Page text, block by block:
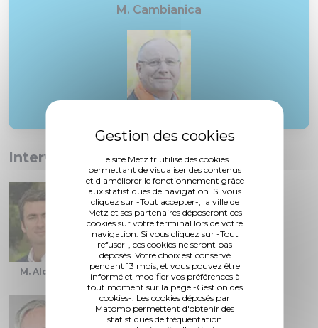
Le site Metz.fr utilise des cookies
permettant de visualiser des contenus
et d'améliorer le fonctionnement grâce
aux statistiques de navigation. Si vous
cliquez sur -Tout accepter-, la ville de
Metz et ses partenaires déposeront ces
cookies sur votre terminal lors de votre
navigation. Si vous cliquez sur -Tout
refuser-, ces cookies ne seront pas
déposés. Votre choix est conservé
pendant 13 mois, et vous pouvez être
informé et modifier vos préférences à
tout moment sur la page -Gestion des
cookies-. Les cookies déposés par
Matomo permettent d'obtenir des
statistiques de fréquentation
M. Cambianica
Interventions :
M. Aldrin Mme. Colin-Oesterlé M. Gros